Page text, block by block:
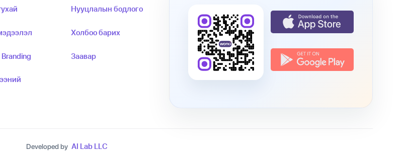
Нууцлалын бодлого
Холбоо барих
Заавар
Developed by AI Lab LLC